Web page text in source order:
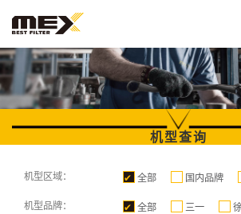
首页 产品中心 产品信息 机型
会员中心
机型查询
机型区域： 全部 国内品牌
机型品牌： 全部 三一